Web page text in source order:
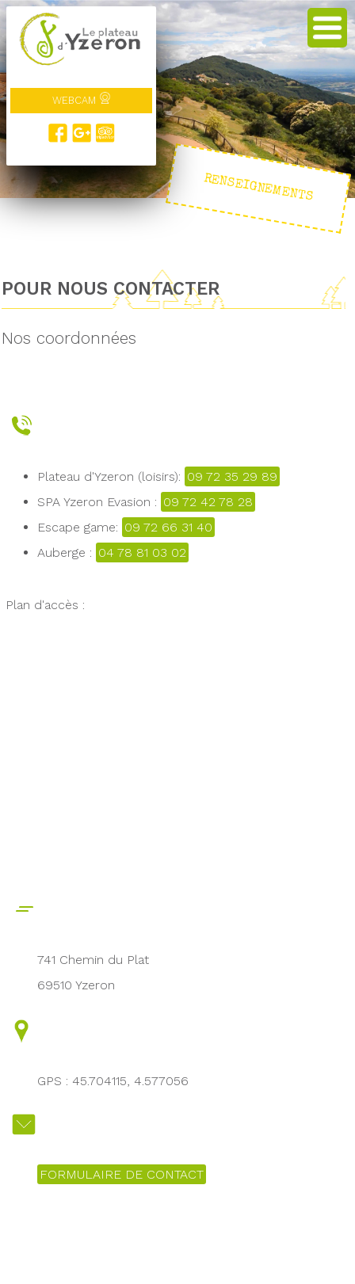
WEBCAM
RENSEIGNEMENTS
POUR NOUS CONTACTER
Nos coordonnées
Plateau d'Yzeron (loisirs): 09 72 35 29 89
SPA Yzeron Evasion : 09 72 42 78 28
Escape game: 09 72 66 31 40
Auberge : 04 78 81 03 02
Plan d'accès :
741 Chemin du Plat
69510 Yzeron
GPS : 45.704115, 4.577056
FORMULAIRE DE CONTACT